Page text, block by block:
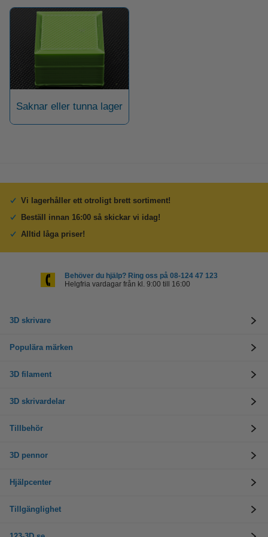
Saknar eller tunna lager
Vi lagerhåller ett otroligt brett sortiment!
Beställ innan 16:00 så skickar vi idag!
Alltid låga priser!
Behöver du hjälp? Ring oss på 08-124 47 123
Helgfria vardagar från kl. 9:00 till 16:00
3D skrivare
Populära märken
3D filament
3D skrivardelar
Tillbehör
3D pennor
Hjälpcenter
Tillgänglighet